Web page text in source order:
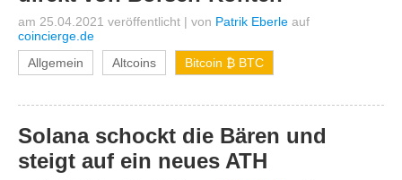
am 25.04.2021 veröffentlicht | von Patrik Eberle auf
coincierge.de
Allgemein
Altcoins Bitcoin ₿ BTC
Solana schockt die Bären und
steigt auf ein neues ATH